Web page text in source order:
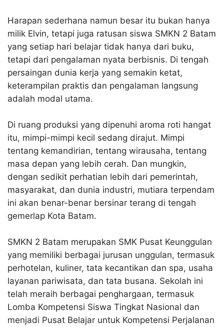
Harapan sederhana namun besar itu bukan hanya
milik Elvin, tetapi juga ratusan siswa SMKN 2 Batam
yang setiap hari belajar tidak hanya dari buku,
tetapi dari pengalaman nyata berbisnis. Di tengah
persaingan dunia kerja yang semakin ketat,
keterampilan praktis dan pengalaman langsung
adalah modal utama.​
Di ruang produksi yang dipenuhi aroma roti hangat
itu, mimpi-mimpi kecil sedang dirajut. Mimpi
tentang kemandirian, tentang wirausaha, tentang
masa depan yang lebih cerah. Dan mungkin,
dengan sedikit perhatian lebih dari pemerintah,
masyarakat, dan dunia industri, mutiara terpendam
ini akan benar-benar bersinar terang di tengah
gemerlap Kota Batam.​
SMKN 2 Batam merupakan SMK Pusat Keunggulan
yang memiliki berbagai jurusan unggulan, termasuk
perhotelan, kuliner, tata kecantikan dan spa, usaha
layanan pariwisata, dan tata busana. Sekolah ini
telah meraih berbagai penghargaan, termasuk
Lomba Kompetensi Siswa Tingkat Nasional dan
menjadi Pusat Belajar untuk Kompetensi Perjalanan